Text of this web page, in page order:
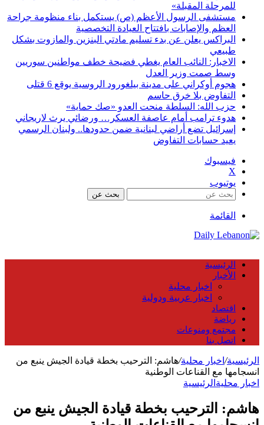
للمرحلة المقبلة»
مستشفى الرسول الأعظم (ص) يستكمل بناء منظومة جراحة
العظم والإصابات بافتتاح العيادة التخصصية
البراكس يعلن عن بدء تسليم مادتي البنزين والمازوت بشكل
طبيعي
الاخبار: النائب العام يغطي فضيحة خطف مواطنين سوريين
وسط صمت وزير العدل
هجوم أوكراني على مدينة بيلغورود الروسية يوقع 6 قتلى
التفاوض بلا خرق حاسم
حزب الله: السلطة منحت العدو «صك حماية»
هدوء ترامب أمام عاصفة العسكر… ورضائي يرث لاريجاني
إسرائيل تضع أراضي لبنانية ضمن حدودها.. ولبنان الرسمي
يعيد حسابات التفاوض
فيسبوك
X
يوتيوب
بحث عن
القائمة
الرئيسية
الأخبار
اخبار محلية
اخبار عربية ودولية
اقتصاد
رياضة
مجتمع ومنوعات
اتصل بنا
الرئيسية/ اخبار محلية/هاشم: الترحيب بخطة قيادة الجيش ينبع من
انسجامها مع القناعات الوطنية
اخبار محلية الرئيسية
هاشم: الترحيب بخطة قيادة الجيش ينبع من